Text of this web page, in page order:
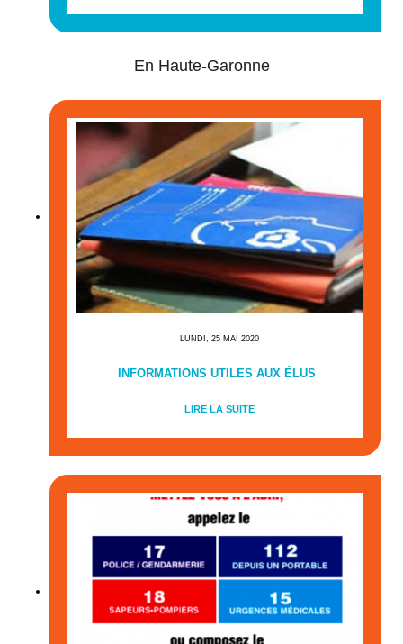
En Haute-Garonne
LUNDI, 25 MAI 2020
INFORMATIONS UTILES AUX ÉLUS
LIRE LA SUITE